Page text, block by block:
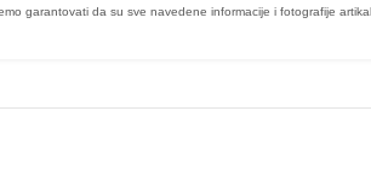
garantovati da su sve navedene informacije i fotografije